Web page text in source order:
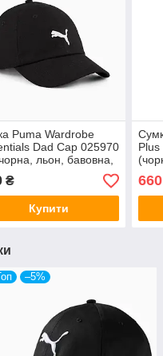
Puma Wardrobe
Dad Cap 025970
льон, бавовна,
спортивна,
пума)
₴
Купити
660
–5%